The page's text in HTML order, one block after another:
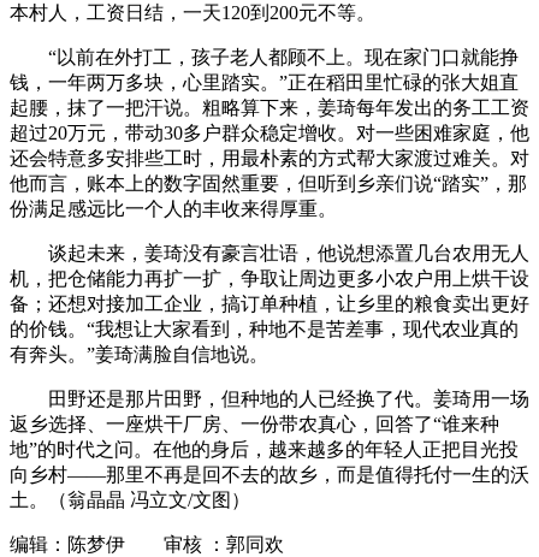
本村人，工资日结，一天120到200元不等。
“以前在外打工，孩子老人都顾不上。现在家门口就能挣
钱，一年两万多块，心里踏实。”正在稻田里忙碌的张大姐直
起腰，抹了一把汗说。粗略算下来，姜琦每年发出的务工工资
超过20万元，带动30多户群众稳定增收。对一些困难家庭，他
还会特意多安排些工时，用最朴素的方式帮大家渡过难关。对
他而言，账本上的数字固然重要，但听到乡亲们说“踏实”，那
份满足感远比一个人的丰收来得厚重。
谈起未来，姜琦没有豪言壮语，他说想添置几台农用无人
机，把仓储能力再扩一扩，争取让周边更多小农户用上烘干设
备；还想对接加工企业，搞订单种植，让乡里的粮食卖出更好
的价钱。“我想让大家看到，种地不是苦差事，现代农业真的
有奔头。”姜琦满脸自信地说。
田野还是那片田野，但种地的人已经换了代。姜琦用一场
返乡选择、一座烘干厂房、一份带农真心，回答了“谁来种
地”的时代之问。在他的身后，越来越多的年轻人正把目光投
向乡村——那里不再是回不去的故乡，而是值得托付一生的沃
土。（翁晶晶 冯立文/文图）
编辑：陈梦伊 审核 ：郭同欢